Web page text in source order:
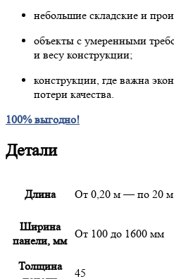
небольшие складские и
объекты с умеренными
и весу конструкции;
конструкции, где важна
потери качества.
100% выгодно!
Детали
Длина От 0,20 м — по 20 м
Ширина
панели, мм
От 100 до 1600 мм
Толщина
45